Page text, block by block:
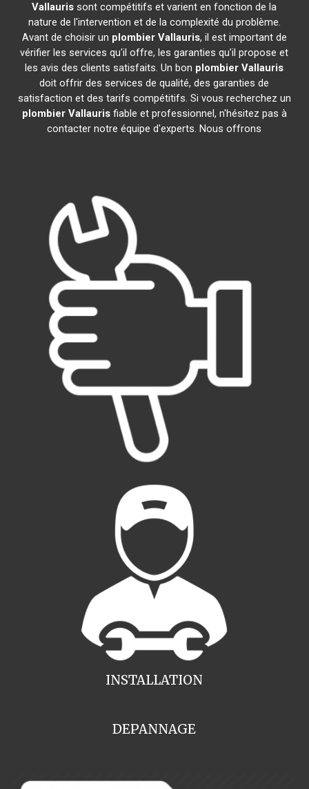
Vallauris sont compétitifs et varient en fonction de la
nature de l'intervention et de la complexité du problème.
Avant de choisir un plombier Vallauris, il est important de
vérifier les services qu'il offre, les garanties qu'il propose et
les avis des clients satisfaits. Un bon plombier Vallauris
doit offrir des services de qualité, des garanties de
satisfaction et des tarifs compétitifs. Si vous recherchez un
plombier Vallaurisfiable et professionnel, n'hésitez pas à
contacter notre équipe d'experts. Nous offrons
INSTALLATION
DEPANNAGE